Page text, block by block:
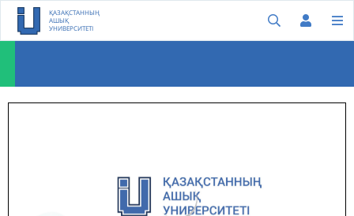
ҚАЗАҚСТАННЫҢ
АШЫҚ
УНИВЕРСИТЕТІ